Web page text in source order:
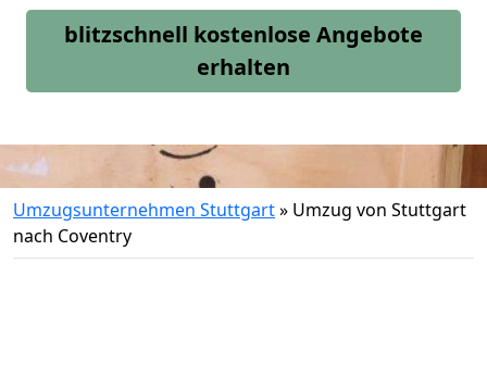
blitzschnell kostenlose Angebote
erhalten
Umzugsunternehmen Stuttgart» Umzug von Stuttgart
nach Coventry